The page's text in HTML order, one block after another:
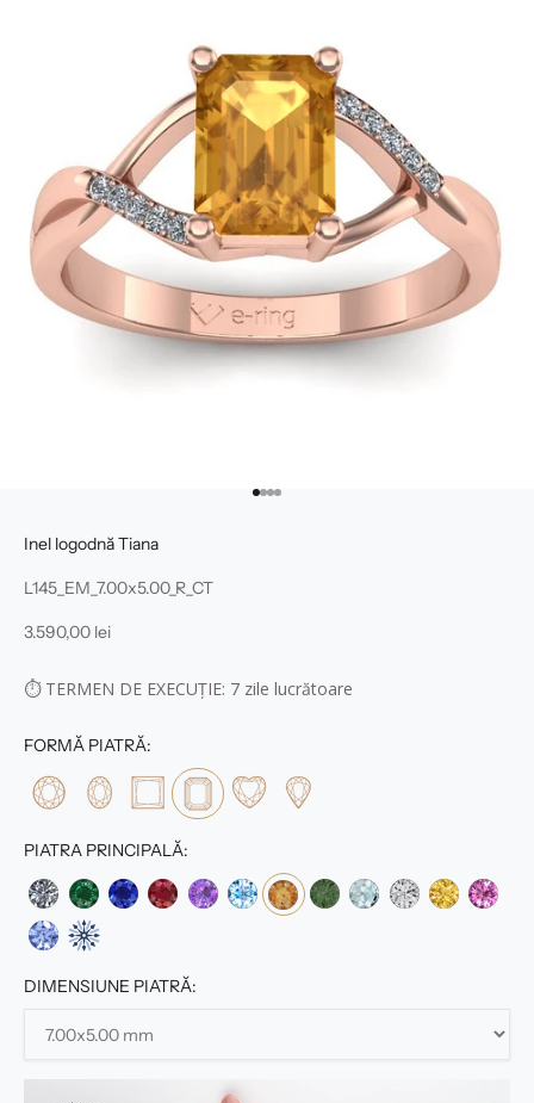
Mergi la articolul 1
Mergi la articolul 2
Mergi la articolul 3
Mergi la articolul 4
Inel logodnă Tiana
L145_EM_7.00x5.00_R_CT
Preț redus
3.590,00 lei
⏱ TERMEN DE EXECUȚIE: 7 zile lucrătoare
FORMĂ PIATRĂ:
PIATRA PRINCIPALĂ:
DIMENSIUNE PIATRĂ: